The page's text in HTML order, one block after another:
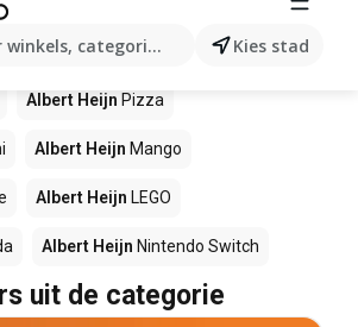
winkels, categorieën, producten...
Kies stad
in winkels Albert
Albert Heijn Pizza
Albert Heijn Mango
Albert Heijn LEGO
Albert Heijn Nintendo Switch
uit de categorie